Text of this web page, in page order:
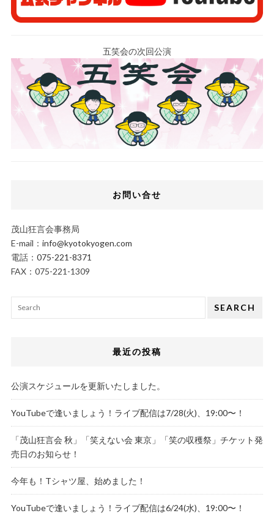
五笑会の次回公演
お問い合せ
茂山狂言会事務局
E-mail： info@kyotokyogen.com
電話： 075-221-8371
FAX：075-221-1309
SEARCH
最近の投稿
公演スケジュールを更新いたしました。
YouTubeで逢いましょう！ライブ配信は7/28(火)、19:00〜！
「茂山狂言会 秋」「笑えない会 東京」「笑の収穫祭」チケット発
売日のお知らせ！
今年も！Tシャツ屋、始めました！
YouTubeで逢いましょう！ライブ配信は6/24(水)、19:00〜！